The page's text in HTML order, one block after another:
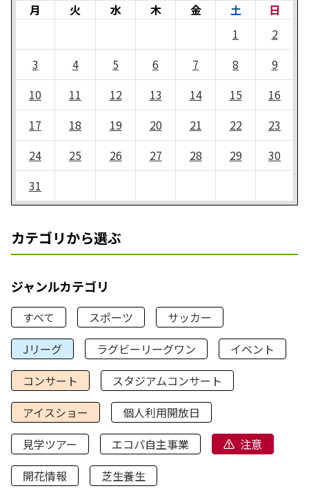
月 火 水 木 金 土
日
1
2
3
4 5 6 7 8
9
10
11 12 13 14 15
16
17
18 19 20 21 22
23
24
25 26 27 28 29
30
31
カテゴリから選ぶ
ジャンルカテゴリ
すべて スポーツ
サッカー
Jリーグ
ラグビーリーグワン
イベント
コンサート
スタジアムコンサート
アイスショー
個人利用開放日
見学ツアー
エコパ自主事業
注意
開花情報
芝生養生